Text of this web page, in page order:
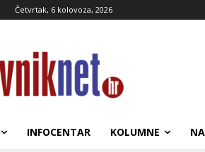
Četvrtak, 6 kolovoza, 2026
INFOCENTAR KOLUMNE